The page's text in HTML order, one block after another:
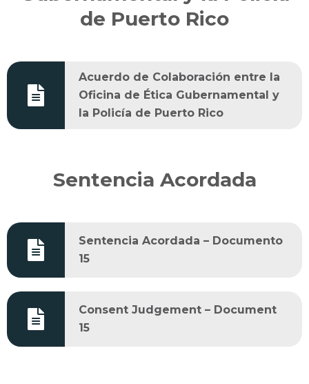
de Puerto Rico
Acuerdo de Colaboración entre la
Oficina de Ética Gubernamental y
la Policía de Puerto Rico
Sentencia Acordada
Sentencia Acordada – Documento
15
Consent Judgement – Document
15